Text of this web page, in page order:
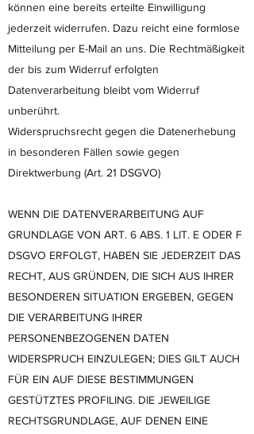
können eine bereits erteilte Einwilligung
jederzeit widerrufen. Dazu reicht eine formlose
Mitteilung per E-Mail an uns. Die Rechtmäßigkeit
der bis zum Widerruf erfolgten
Datenverarbeitung bleibt vom Widerruf
unberührt.
Widerspruchsrecht gegen die Datenerhebung
in besonderen Fällen sowie gegen
Direktwerbung (Art. 21 DSGVO)
WENN DIE DATENVERARBEITUNG AUF
GRUNDLAGE VON ART. 6 ABS. 1 LIT. E ODER F
DSGVO ERFOLGT, HABEN SIE JEDERZEIT DAS
RECHT, AUS GRÜNDEN, DIE SICH AUS IHRER
BESONDEREN SITUATION ERGEBEN, GEGEN
DIE VERARBEITUNG IHRER
PERSONENBEZOGENEN DATEN
WIDERSPRUCH EINZULEGEN; DIES GILT AUCH
FÜR EIN AUF DIESE BESTIMMUNGEN
GESTÜTZTES PROFILING. DIE JEWEILIGE
RECHTSGRUNDLAGE, AUF DENEN EINE